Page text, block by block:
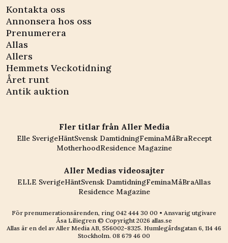
Kontakta oss
Annonsera hos oss
Prenumerera
Allas
Allers
Hemmets Veckotidning
Året runt
Antik auktion
Fler titlar från Aller Media
Elle SverigeHäntSvensk DamtidningFeminaMåBraRecept
MotherhoodResidence Magazine
Aller Medias videosajter
ELLE SverigeHäntSvensk DamtidningFeminaMåBraAllas
Residence Magazine
För prenumerationsärenden, ring 042 444 30 00 • Ansvarig utgivare
Åsa Liliegren © Copyright2026 allas.se
Allas är en del av Aller Media AB, 556002-8325. Humlegårdsgatan 6, 114 46
Stockholm. 08 679 46 00